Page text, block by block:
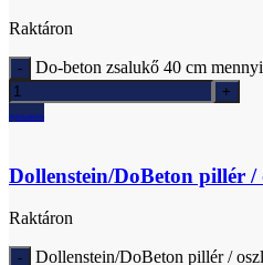
Raktáron
Do-beton zsalukő 40 cm
Ajánlatkérés
Dollenstein/DoBeton pillér /
Raktáron
Dollenstein/DoBeton pillér /